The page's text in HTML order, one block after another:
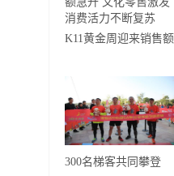
K11黄金周迎来销售额
300名梯客共同攀登